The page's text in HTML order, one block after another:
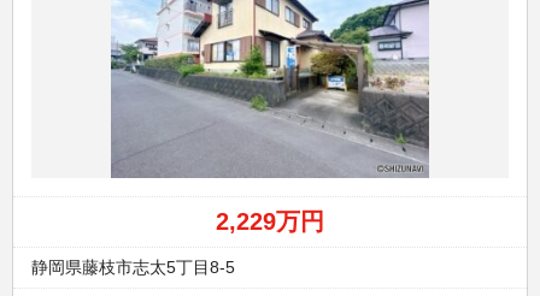
2,229万円
静岡県藤枝市志太5丁目8-5